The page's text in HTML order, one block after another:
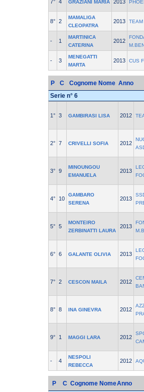
7° 4 GRAZIANI MARIA 2013
8° 2
MAMALIGA
CLEOPATRA
2013 TEAM
- 1
MARTINICA
CATERINA
2012
- 3
MENEGATTI
MARTA
2013 CUS
P C Cognome Nome Anno
Serie n° 6
1° 3 GAMBIRASI LISA 2012
2° 7 CRIVELLI SOFIA 2012
3° 9
MINOUNGOU
EMANUELA
2013
4° 10
GAMBARO
SERENA
2013
5° 5
MONTEIRO
ZERBINATTI LAURA
2013
6° 6 GALANTE OLIVIA 2013
7° 2 CESCON MAILA 2012
8° 8 INA GINEVRA 2012
9° 1 MAGGI LARA 2012
- 4
NESPOLI
REBECCA
2012
P C Cognome NomeAnno